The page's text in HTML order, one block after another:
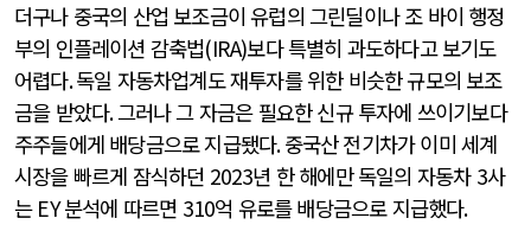
더구나 중국의 산업 보조금이 유럽의 그린딜이나 조 바이 행정
부의 인플레이션 감축법(IRA)보다 특별히 과도하다고 보기도
어렵다.독일 자동차업계도 재투자를 위한 비슷한 규모의 보조
금을 받았다.그러나 그 자금은 필요한 신규 투자에 쓰이기보다
주주들에게 배당금으로 지급됐다.중국산 전기차가 이미 세계
시장을 빠르게 잠식하던 2023년 한 해에만 독일의 자동차 3사
는 EY분석에 따르면 310억 유로를 배당금으로 지급했다.